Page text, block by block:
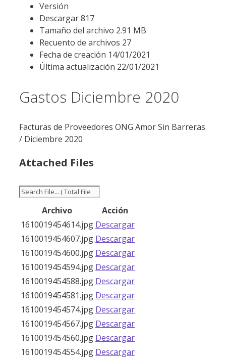
Versión
Descargar817
Tamaño del archivo 2.91 MB
Recuento de archivos 27
Fecha de creación 14/01/2021
Última actualización 22/01/2021
Gastos Diciembre 2020
Facturas de Proveedores ONG Amor Sin Barreras
/ Diciembre 2020
Attached Files
Archivo
Acción
1610019454614.jpg Descargar
1610019454607.jpg Descargar
1610019454600.jpg Descargar
1610019454594.jpg Descargar
1610019454588.jpg Descargar
1610019454581.jpg Descargar
1610019454574.jpg Descargar
1610019454567.jpg Descargar
1610019454560.jpg Descargar
1610019454554.jpg Descargar